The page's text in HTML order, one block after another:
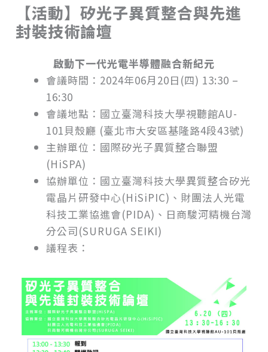
【活動】矽光子異質整合與先進
封裝技術論壇
啟動下一代光電半導體融合新紀元
會議時間：2024年06月20日(四) 13:30 –
16:30
會議地點：國立臺灣科技大學視聽館AU-
101貝殼廳 (臺北市大安區基隆路4段43號)
主辦單位： 國際矽光子異質整合聯盟
(HiSPA)
協辦單位：國立臺灣科技大學異質整合矽光
電晶片研發中心(HiSiPIC) 、財團法人光電
科技工業協進會(PIDA)、 日商駿河精機台灣
分公司(SURUGA SEIKI)
議程表：